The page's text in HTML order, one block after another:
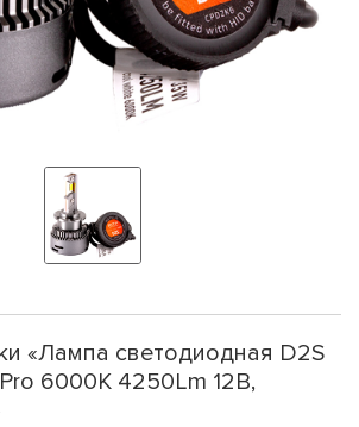
«Лампа светодиодная D2S
6000K 4250Lm 12В,